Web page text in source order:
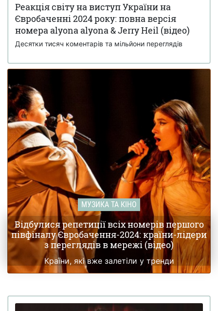
Реакція світу на виступ України на
Євробаченні 2024 року: повна версія
номера alyona alyona & Jerry Heil (відео)
Десятки тисяч коментарів та мільйони переглядів
МУЗИКА ТА КІНО
Відбулися репетиції всіх номерів першого
півфіналу Євробачення-2024: країни-лідери
з переглядів в мережі (відео)
Країни, які вже залетіли у тренди